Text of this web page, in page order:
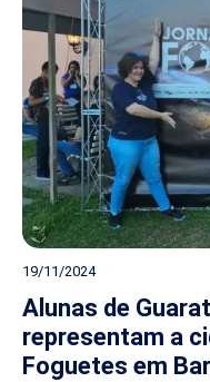
19/11/2024
Alunas de
representam a
Foguetes em